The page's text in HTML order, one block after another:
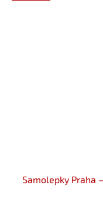
Samolepky Praha